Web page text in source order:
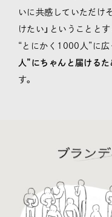
いに共感していただけ
けたい」ということとす
“とにかく1000人”に広
人”にちゃんと届けるた
す。